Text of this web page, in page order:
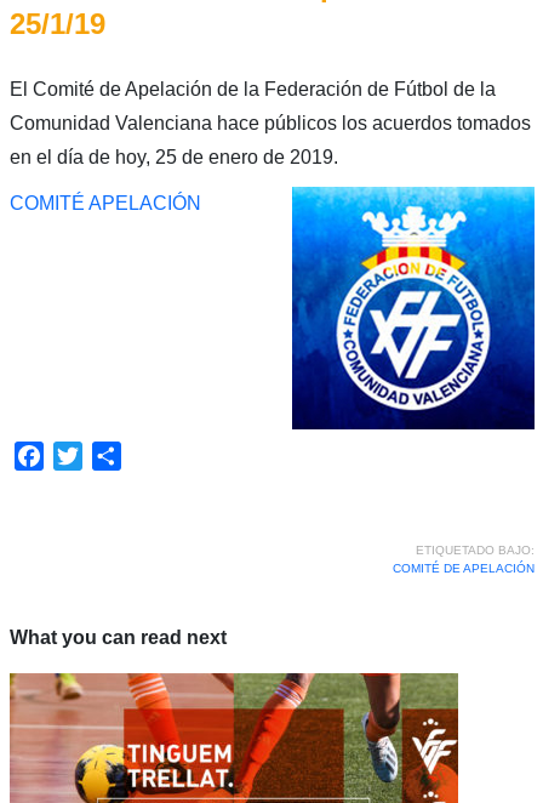
25/1/19
El Comité de Apelación de la Federación de Fútbol de la
Comunidad Valenciana hace públicos los acuerdos tomados
en el día de hoy, 25 de enero de 2019.
COMITÉ APELACIÓN
Facebook
Twitter
ETIQUETADO BAJO:
COMITÉ DE APELACIÓN
What you can read next